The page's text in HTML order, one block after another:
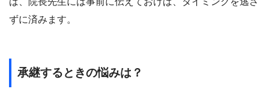
ずに済みます。
承継するときの悩みは？